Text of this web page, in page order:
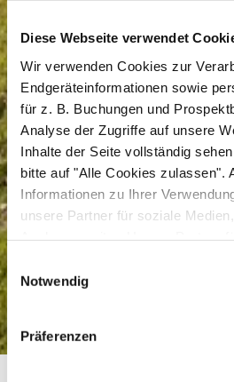
Diese Webseite verwendet
Wir verwenden Cookies zur
Endgeräteinformationen sowie
für z. B. Buchungen und
Analyse der Zugriffe auf unsere
Inhalte der Seite vollständig
bitte auf "Alle Cookies zulassen".
Informationen zu Ihrer
unsere Partner für soziale
zusammen, die Sie ihnen
sie im Rahmen Ihrer Nutzung
Einwilligungsauswahl
Notwendig
Präferenzen